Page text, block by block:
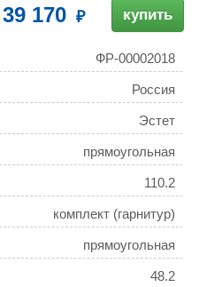
39 170 купить
ФР-00002018
Россия
Эстет
прямоугольная
110.2
комплект (гарнитур)
прямоугольная
48.2